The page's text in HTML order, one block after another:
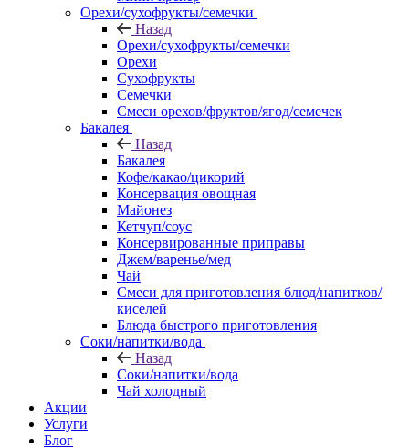
Орехи/сухофрукты/семечки
Назад
Орехи/сухофрукты/семечки
Орехи
Сухофрукты
Семечки
Смеси орехов/фруктов/ягод/семечек
Бакалея
Назад
Бакалея
Кофе/какао/цикорий
Консервация овощная
Майонез
Кетчуп/соус
Консервированные приправы
Джем/варенье/мед
Чай
Смеси для приготовления блюд/напитков/
киселей
Блюда быстрого приготовления
Соки/напитки/вода
Назад
Соки/напитки/вода
Чай холодный
Акции
Услуги
Блог